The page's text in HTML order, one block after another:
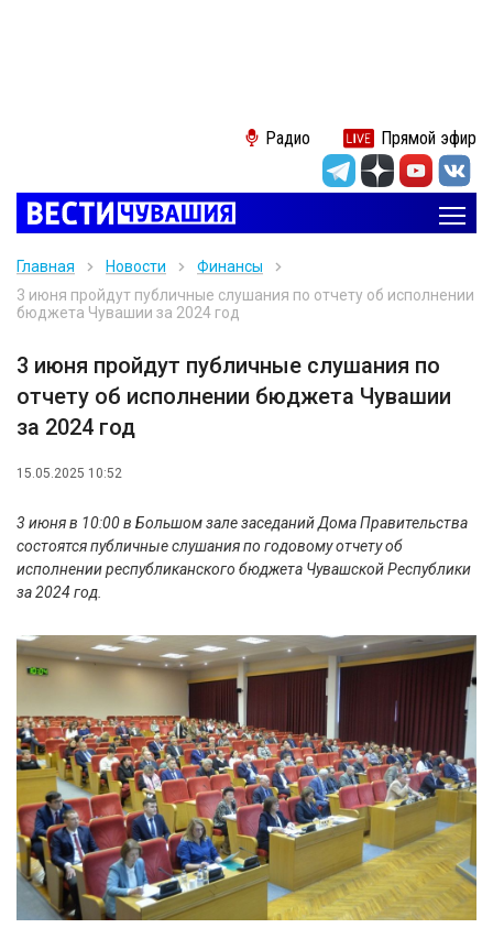
Радио Прямой эфир
Главная Новости
Финансы
3 июня пройдут публичные слушания по отчету об исполнении
бюджета Чувашии за 2024 год
3 июня пройдут публичные слушания по
отчету об исполнении бюджета Чувашии
за 2024 год
15.05.2025 10:52
3 июня в 10:00 в Большом зале заседаний Дома Правительства
состоятся публичные слушания по годовому отчету об
исполнении республиканского бюджета Чувашской Республики
за 2024 год.